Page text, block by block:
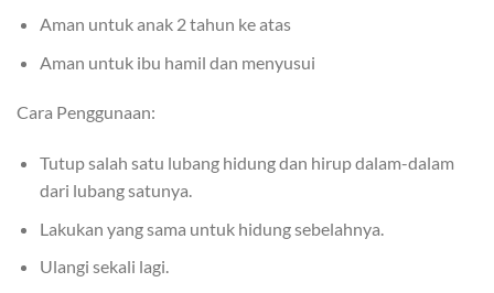
Aman untuk anak 2 tahun ke atas
Aman untuk ibu hamil dan menyusui
Cara Penggunaan:
Tutup salah satu lubang hidung dan hirup dalam-dalam
dari lubang satunya.
Lakukan yang sama untuk hidung sebelahnya.
Ulangi sekali lagi.